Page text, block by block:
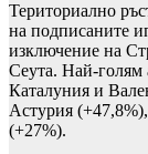
Териториално
на подписаните
изключение на
Сеута. Най-голям
Каталуния и
Астурия
(+27%).